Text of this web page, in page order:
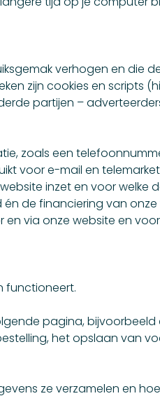
verhogen en die
zijn cookies en scripts
partijen –
zoals een
voor e-mail en
inzet en voor welke
de financiering van
via onze website en
functioneert.
pagina,
het opslaan van
ze verzamelen en